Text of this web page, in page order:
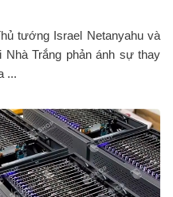
tướng Israel Netanyahu và
Nhà Trắng phản ánh sự thay
...